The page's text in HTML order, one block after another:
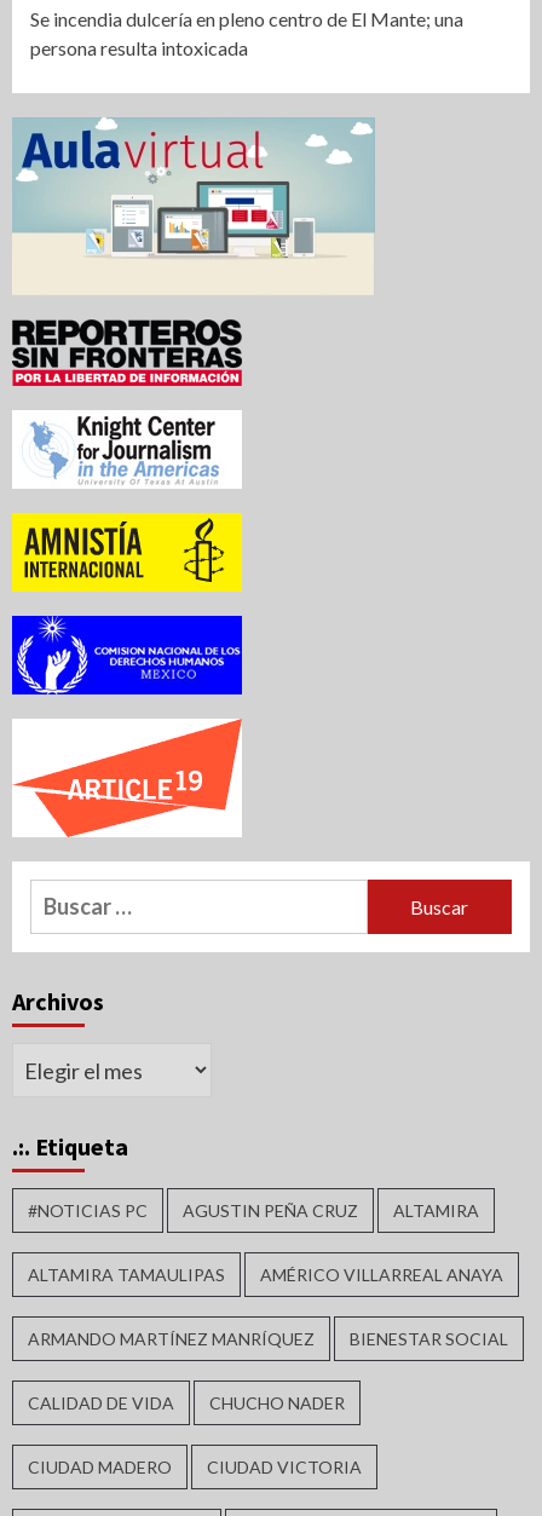
Se incendia dulcería en pleno centro de El Mante; una
persona resulta intoxicada
Buscar:
Archivos
Archivos
.:. Etiqueta
#NOTICIAS PC AGUSTIN PEÑA CRUZ ALTAMIRA
ALTAMIRA TAMAULIPAS AMÉRICO VILLARREAL ANAYA
ARMANDO MARTÍNEZ MANRÍQUEZ BIENESTAR SOCIAL
CALIDAD DE VIDA CHUCHO NADER
CIUDAD MADERO CIUDAD VICTORIA